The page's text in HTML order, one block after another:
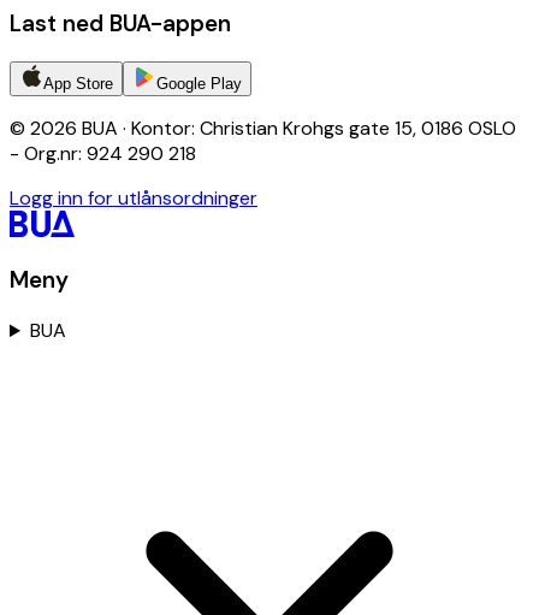
Last ned BUA-appen
App Store Google Play
© 2026 BUA · Kontor: Christian Krohgs gate 15, 0186 OSLO
- Org.nr: 924 290 218
Logg inn for utlånsordninger
Meny
BUA